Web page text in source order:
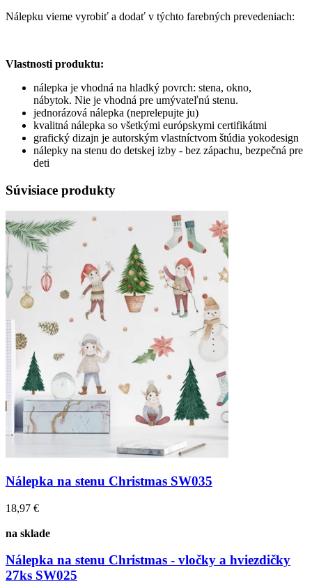
Nálepku vieme vyrobiť a dodať v týchto farebných prevedeniach:
Vlastnosti produktu:
nálepka je vhodná na hladký povrch: stena, okno,
nábytok. Nie je vhodná pre umývateľnú stenu.
jednorázová nálepka (neprelepujte ju)
kvalitná nálepka so všetkými európskymi certifikátmi
grafický dizajn je autorským vlastníctvom štúdia yokodesign
nálepky na stenu do detskej izby - bez zápachu, bezpečná pre
deti
Súvisiace produkty
Nálepka na stenu Christmas SW035
18,97 €
na sklade
Nálepka na stenu Christmas - vločky a hviezdičky
27ks SW025